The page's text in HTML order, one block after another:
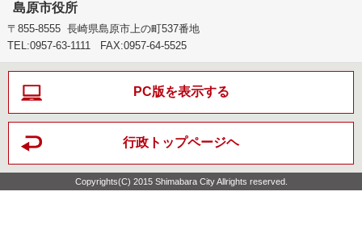
島原市役所
〒855-8555 長崎県島原市上の町537番地
TEL:0957-63-1111 FAX:0957-64-5525
PC版を表示する
行政トップページヘ
Copyrights(C) 2015 Shimabara City Allrights reserved.